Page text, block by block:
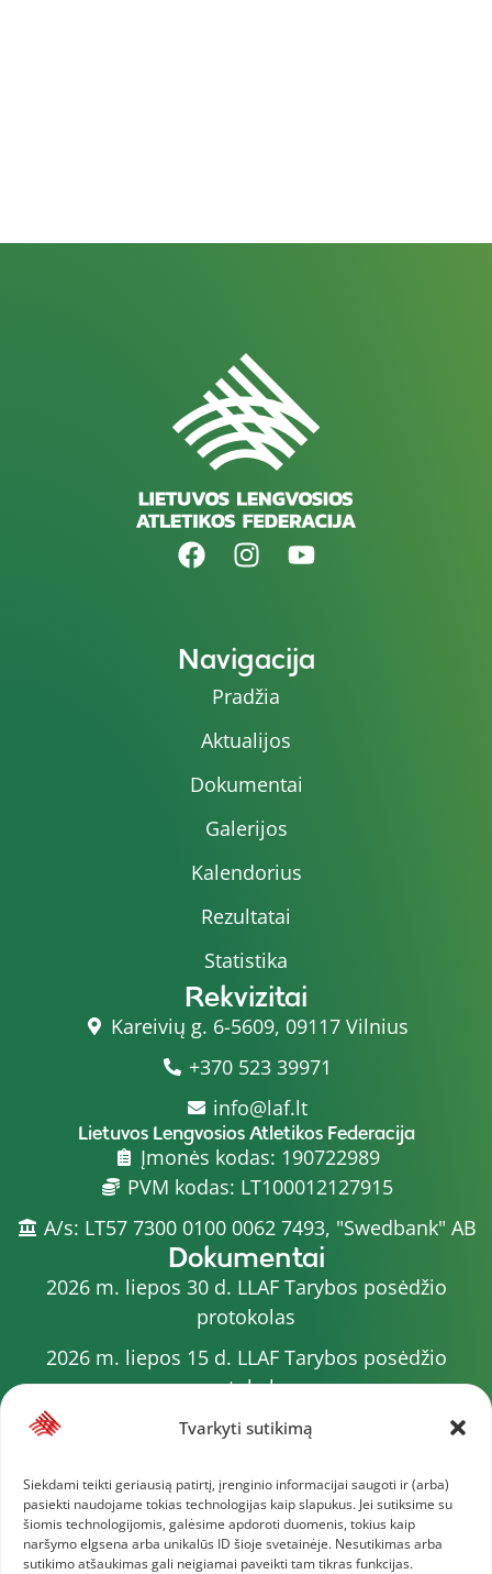
Tvarkyti sutikimą
Siekdami teikti geriausią patirtį, įrenginio informacijai saugoti ir (arba)
pasiekti naudojame tokias technologijas kaip slapukus. Jei sutiksime su
šiomis technologijomis, galėsime apdoroti duomenis, tokius kaip
naršymo elgsena arba unikalūs ID šioje svetainėje. Nesutikimas arba
sutikimo atšaukimas gali neigiamai paveikti tam tikras funkcijas.
Navigacija
Pradžia
Aktualijos
Dokumentai
Galerijos
Kalendorius
Rezultatai
Statistika
Rekvizitai
Kareivių g. 6-5609, 09117 Vilnius
+370 523 39971
info@laf.lt
Lietuvos Lengvosios Atletikos Federacija
Įmonės kodas: 190722989
PVM kodas: LT100012127915
A/s: LT57 7300 0100 0062 7493, "Swedbank" AB
Dokumentai
2026 m. liepos 30 d. LLAF Tarybos posėdžio
protokolas
2026 m. liepos 15 d. LLAF Tarybos posėdžio
protokolas
2026 m. liepos 20 d. LLAF VK posėdžio protokolas
2026 m. varžybų kalendorius
2026 m. liepos 4 d. LLAF Tarybos posėdžio